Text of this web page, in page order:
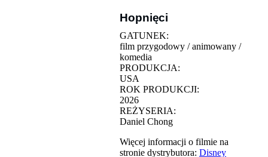
Hopnięci
GATUNEK:
film przygodowy / animowany /
komedia
PRODUKCJA:
USA
ROK PRODUKCJI:
2026
REŻYSERIA:
Daniel Chong
Więcej informacji o filmie na
stronie dystrybutora: Disney